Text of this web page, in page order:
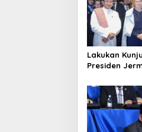
Lakukan
Presiden